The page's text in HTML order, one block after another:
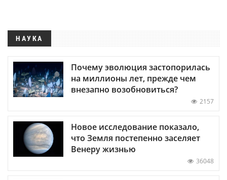
НАУКА
Почему эволюция застопорилась
на миллионы лет, прежде чем
внезапно возобновиться?
2157
Новое исследование показало,
что Земля постепенно заселяет
Венеру жизнью
36048